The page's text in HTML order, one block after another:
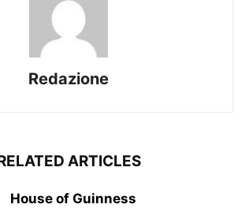
Redazione
ARTICLES
House of Guinness